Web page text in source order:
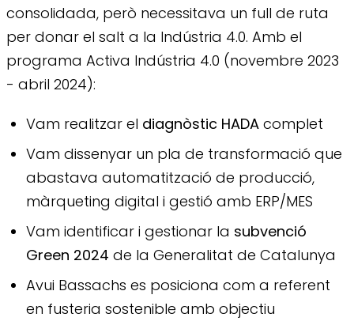
consolidada, però necessitava un full de ruta
per donar el salt a la Indústria 4.0. Amb el
programa Activa Indústria 4.0 (novembre 2023
- abril 2024):
Vam realitzar el diagnòstic HADA complet
Vam dissenyar un pla de transformació que
abastava automatització de producció,
màrqueting digital i gestió amb ERP/MES
Vam identificar i gestionar la subvenció
Green 2024 de la Generalitat de Catalunya
Avui Bassachs es posiciona com a referent
en fusteria sostenible amb objectiu